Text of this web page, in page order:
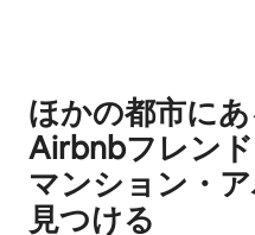
ほかの都市に
Airbnb⁠フ⁠レ⁠ン⁠
マ⁠ン⁠シ⁠ョ⁠ン⁠・
見⁠つ⁠け⁠る